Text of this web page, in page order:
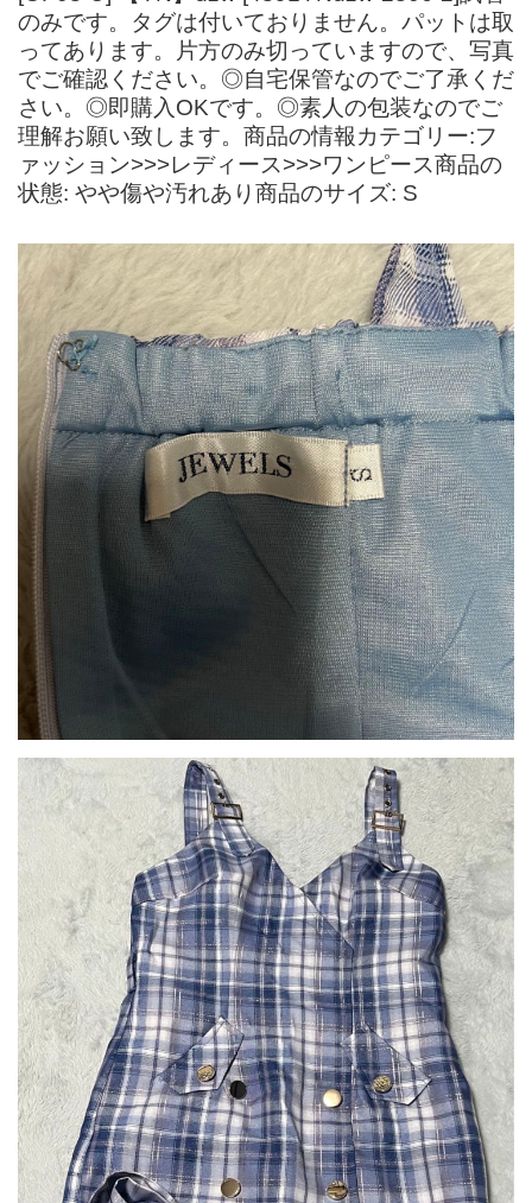
のみです。タグは付いておりません。パットは取
ってあります。片方のみ切っていますので、写真
でご確認ください。◎自宅保管なのでご了承くだ
さい。◎即購入OKです。◎素人の包装なのでご
理解お願い致します。商品の情報カテゴリー:フ
ァッション>>>レディース>>>ワンピース商品の
状態: やや傷や汚れあり商品のサイズ: S